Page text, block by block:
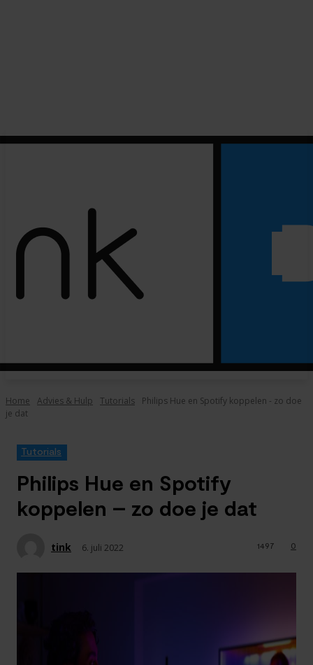
Home Advies & Hulp Tutorials
Philips Hue en Spotify koppelen - zo doe
je dat
Tutorials
Philips Hue en Spotify
koppelen – zo doe je dat
tink 6. juli 2022 0
1497